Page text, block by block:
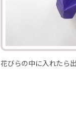
花びらの中に入れたら